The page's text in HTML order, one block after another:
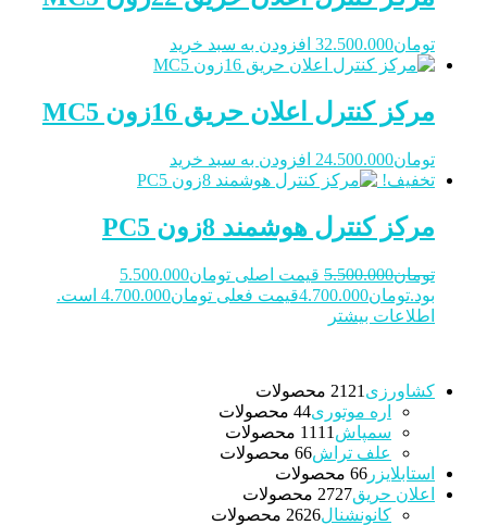
تومان32.500.000 افزودن به سبد خرید
مرکز کنترل اعلان حریق 16زون MC5
تومان24.500.000 افزودن به سبد خرید
تخفیف!
مرکز کنترل هوشمند 8زون PC5
تومان5.500.000
قیمت اصلی تومان5.500.000
بود.تومان4.700.000قیمت فعلی تومان4.700.000 است.
اطلاعات بیشتر
کشاورزی 21 21 محصولات
اره موتوری 44 محصولات
سمپاش
11 11 محصولات
علف تراش 66 محصولات
استابلایزر
66 محصولات
اعلان حریق
2727 محصولات
کانونشنال
2626 محصولات